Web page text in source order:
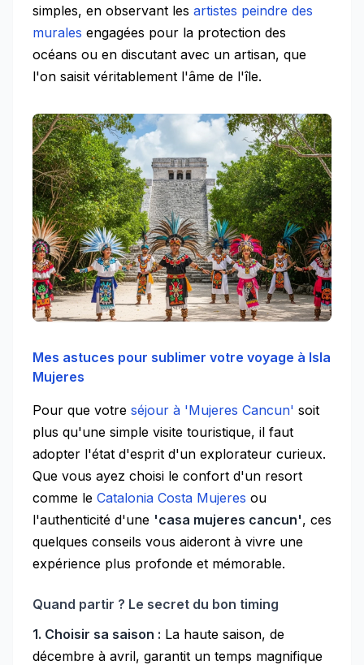
simples, en observant les artistes peindre des
murales engagées pour la protection des
océans ou en discutant avec un artisan, que
l'on saisit véritablement l'âme de l'île.
Mes astuces pour sublimer votre voyage à Isla
Mujeres
Pour que votre séjour à 'Mujeres Cancun' soit
plus qu'une simple visite touristique, il faut
adopter l'état d'esprit d'un explorateur curieux.
Que vous ayez choisi le confort d'un resort
comme le Catalonia Costa Mujeres ou
l'authenticité d'une 'casa mujeres cancun', ces
quelques conseils vous aideront à vivre une
expérience plus profonde et mémorable.
Quand partir ? Le secret du bon timing
1. Choisir sa saison : La haute saison, de
décembre à avril, garantit un temps magnifique